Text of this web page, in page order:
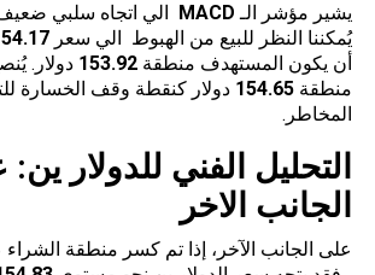
يشير مؤشر الـ MACD الي اتجاه سلبي
يُمكننا النظر للبيع من الهبوط الي سعر
أن يكون المستهدف منطقة 153.92
دولار.
منطقة 154.65
دولار كنقطة وقف الخسارة
المخاطر.
التحليل الفني للدولار ين:
الجانب الاخر
على الجانب الآخر، إذا تم كسر منطقة الشراء